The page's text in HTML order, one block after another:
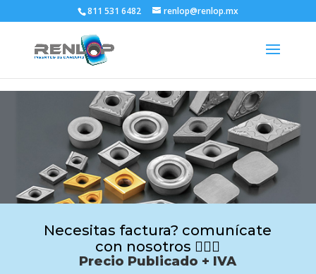
811 531 6482 renlop@renlop.mx
Necesitas factura? comunícate
con nosotros 🙋🏻‍♂️
Precio Publicado + IVA